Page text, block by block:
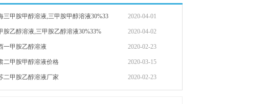
2020-04-01
三甲胺甲醇溶液,三甲胺甲醇溶液30%33
2020-04-02
胺乙醇溶液,三甲胺乙醇溶液30%33%
2020-02-23
一甲胺乙醇溶液
2020-03-15
二甲胺甲醇溶液价格
2020-02-23
二甲胺乙醇溶液厂家